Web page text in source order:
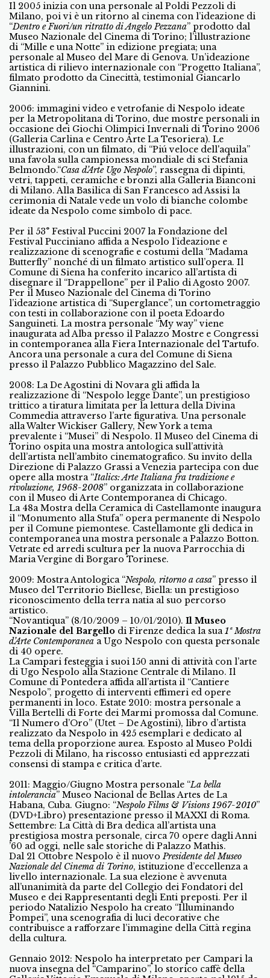
Il 2005 inizia con una personale al Poldi Pezzoli di
Milano, poi vi è un ritorno al cinema con l’ideazione di
“Dentro e Fuori/un ritratto di Angelo Pezzana” prodotto dal
Museo Nazionale del Cinema di Torino; l’illustrazione
di “Mille e una Notte” in edizione pregiata; una
personale al Museo del Mare di Genova. Un’ideazione
artistica di rilievo internazionale con “Progetto Italiana”,
filmato prodotto da Cinecittà, testimonial Giancarlo
Giannini.
2006: immagini video e vetrofanie di Nespolo ideate
per la Metropolitana di Torino, due mostre personali in
occasione dei Giochi Olimpici Invernali di Torino 2006
(Galleria Carlina e Centro Arte La Tesoriera). Le
illustrazioni, con un filmato, di “Piú veloce dell'aquila”
una favola sulla campionessa mondiale di sci Stefania
Belmondo.“Casa d’Arte Ugo Nespolo”, rassegna di dipinti,
vetri, tappeti, ceramiche e bronzi alla Galleria Bianconi
di Milano. Alla Basilica di San Francesco ad Assisi la
cerimonia di Natale vede un volo di bianche colombe
ideate da Nespolo come simbolo di pace.
Per il 53° Festival Puccini 2007 la Fondazione del
Festival Pucciniano affida a Nespolo l’ideazione e
realizzazione di scenografie e costumi della “Madama
Butterfly” nonché di un filmato artistico sull’opera. Il
Comune di Siena ha conferito incarico all’artista di
disegnare il “Drappellone” per il Palio di Agosto 2007.
Per il Museo Nazionale del Cinema di Torino
l’ideazione artistica di “Superglance”, un cortometraggio
con testi in collaborazione con il poeta Edoardo
Sanguineti. La mostra personale “My way” viene
inaugurata ad Alba presso il Palazzo Mostre e Congressi
in contemporanea alla Fiera Internazionale del Tartufo.
Ancora una personale a cura del Comune di Siena
presso il Palazzo Pubblico Magazzino del Sale.
2008: La De Agostini di Novara gli affida la
realizzazione di “Nespolo legge Dante”, un prestigioso
trittico a tiratura limitata per la lettura della Divina
Commedia attraverso l’arte figurativa. Una personale
alla Walter Wickiser Gallery, New York a tema
prevalente i “Musei” di Nespolo. Il Museo del Cinema di
Torino ospita una mostra antologica sull’attività
dell’artista nell’ambito cinematografico. Su invito della
Direzione di Palazzo Grassi a Venezia partecipa con due
opere alla mostra “Italics: Arte Italiana fra tradizione e
rivoluzione, 1968-2008” organizzata in collaborazione
con il Museo di Arte Contemporanea di Chicago.
La 48a Mostra della Ceramica di Castellamonte inaugura
il “Monumento alla Stufa” opera permanente di Nespolo
per il Comune piemontese. Castellamonte gli dedica in
contemporanea una mostra personale a Palazzo Botton.
Vetrate ed arredi scultura per la nuova Parrocchia di
Maria Vergine di Borgaro Torinese.
2009: Mostra Antologica “Nespolo, ritorno a casa” presso il
Museo del Territorio Biellese, Biella: un prestigioso
riconoscimento della terra natia al suo percorso
artistico.
“Novantiqua” (8/10/2009 – 10/01/2010). Il Museo
Nazionale del Bargello di Firenze dedica la sua1ª Mostra
d’Arte Contemporanea a Ugo Nespolo con questa personale
di 40 opere.
La Campari festeggia i suoi 150 anni di attività con l’arte
di Ugo Nespolo alla Stazione Centrale di Milano. Il
Comune di Pontedera affida all’artista il “Cantiere
Nespolo”, progetto di interventi effimeri ed opere
permanenti in loco. Estate 2010: mostra personale a
Villa Bertelli di Forte dei Marmi promossa dal Comune.
“Il Numero d’Oro” (Utet – De Agostini), libro d’artista
realizzato da Nespolo in 425 esemplari e dedicato al
tema della proporzione aurea. Esposto al Museo Poldi
Pezzoli di Milano, ha riscosso entusiasti ed apprezzati
consensi di stampa e critica d’arte.
2011: Maggio/Giugno Mostra personale “La bella
intolerancia” Museo Nacional de Bellas Artes de La
Habana, Cuba. Giugno: “Nespolo Films & Visions 1967-2010”
(DVD+Libro) presentazione presso il MAXXI di Roma.
Settembre: La Città di Bra dedica all’artista una
prestigiosa mostra personale, circa 70 opere dagli Anni
’60 ad oggi, nelle sale storiche di Palazzo Mathis.
Dal 21 Ottobre Nespolo è il nuovoPresidente del Museo
Nazionale del Cinema di Torino, istituzione d’eccellenza a
livello internazionale. La sua elezione è avvenuta
all’unanimità da parte del Collegio dei Fondatori del
Museo e dei Rappresentanti degli Enti preposti. Per il
periodo Natalizio Nespolo ha creato “Illuminando
Pompei”, una scenografia di luci decorative che
contribuisce a rafforzare l’immagine della Città regina
della cultura.
Gennaio 2012: Nespolo ha interpretato per Campari la
nuova insegna del “Camparino”, lo storico caffè della